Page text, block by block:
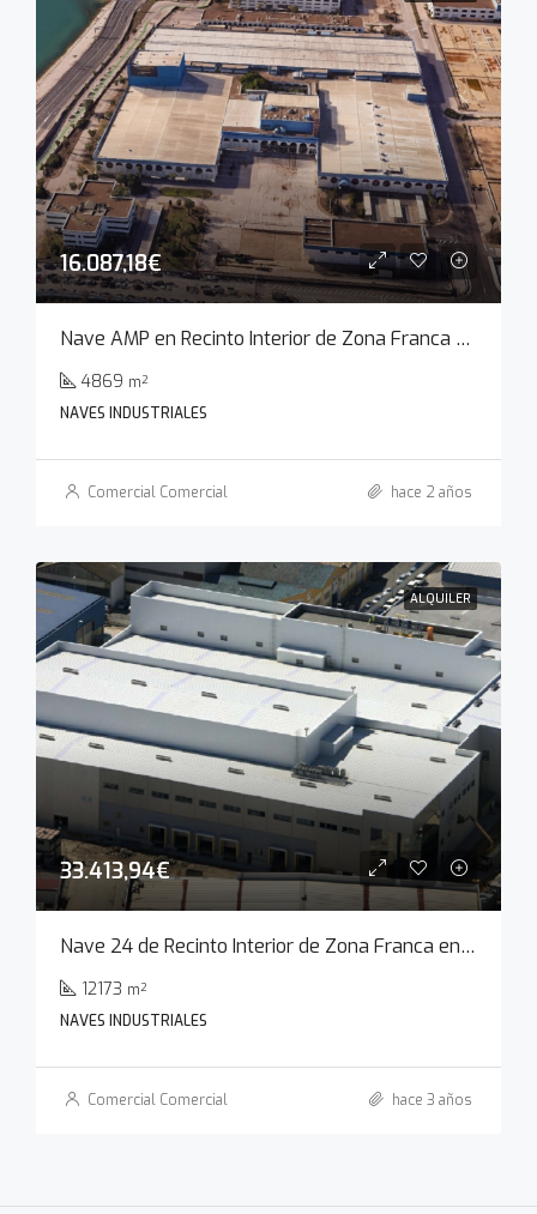
16.087,18€
Nave AMP en Recinto Interior de Zona Franca de Cádiz
4869 m²
NAVES INDUSTRIALES
Comercial Comercial hace 2 años
ALQUILER
33.413,94€
Nave 24 de Recinto Interior de Zona Franca en Cádiz
12173 m²
NAVES INDUSTRIALES
Comercial Comercial hace 3 años